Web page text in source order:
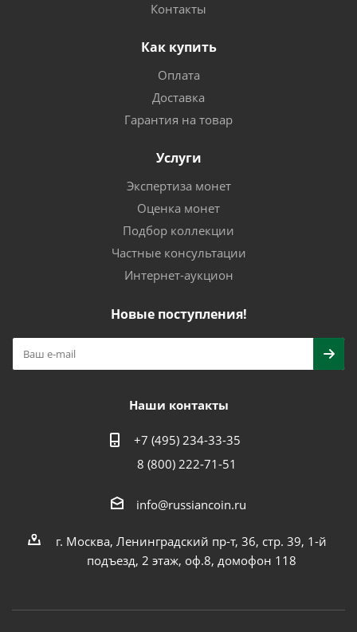
Контакты
Как купить
Оплата
Доставка
Гарантия на товар
Услуги
Экспертиза монет
Оценка монет
Подбор коллекции
Частные консультации
Интернет-аукцион
Новые поступления!
Наши контакты
+7 (495) 234-33-35
8 (800) 222-71-51
info@russiancoin.ru
г. Москва, Ленинградский пр-т, 36, стр. 39, 1-й
подъезд, 2 этаж, оф.8, домофон 118